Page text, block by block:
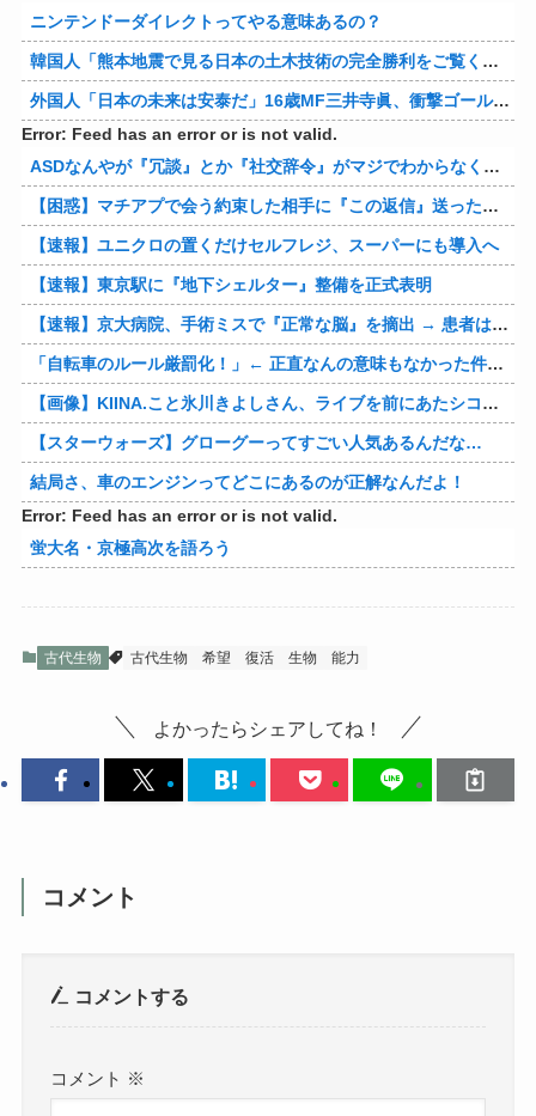
ニンテンドーダイレクトってやる意味あるの？
韓国人「熊本地震で見る日本の土木技術の完全勝利をご覧ください」→「これはすごいわ」「こういうのを見ると日本人は何か適当に作る感じがしない・・・」「あれがまさに経験値である」
外国人「日本の未来は安泰だ」16歳MF三井寺眞、衝撃ゴール！久保建英超え歴代2位の記録！3得点に絡む活躍で海外絶賛！【海外の反応】
Error: Feed has an error or is not valid.
ASDなんやが『冗談』とか『社交辞令』がマジでわからなくて怖い
【困惑】マチアプで会う約束した相手に『この返信』送ったらブロックされたんやが…
【速報】ユニクロの置くだけセルフレジ、スーパーにも導入へ
【速報】東京駅に『地下シェルター』整備を正式表明
【速報】京大病院、手術ミスで『正常な脳』を摘出 → 患者は自発呼吸不可能な植物状態に
「自転車のルール厳罰化！」← 正直なんの意味もなかった件www
【画像】KIINA.こと氷川きよしさん、ライブを前にあたシコ欲全開www
【スターウォーズ】グローグーってすごい人気あるんだな…
結局さ、車のエンジンってどこにあるのが正解なんだよ！
Error: Feed has an error or is not valid.
蛍大名・京極高次を語ろう
古代生物 古代生物 希望 復活 生物 能力
よかったらシェアしてね！
コメント
コメントする
コメント ※